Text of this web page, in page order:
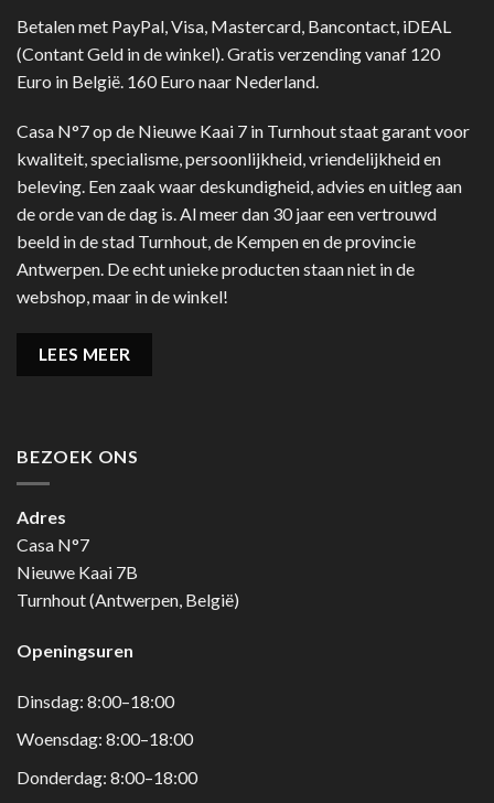
Betalen met PayPal, Visa, Mastercard, Bancontact, iDEAL
(Contant Geld in de winkel). Gratis verzending vanaf 120
Euro in België. 160 Euro naar Nederland.
Casa N°7 op de Nieuwe Kaai 7 in Turnhout staat garant voor
kwaliteit, specialisme, persoonlijkheid, vriendelijkheid en
beleving. Een zaak waar deskundigheid, advies en uitleg aan
de orde van de dag is. Al meer dan 30 jaar een vertrouwd
beeld in de stad Turnhout, de Kempen en de provincie
Antwerpen. De echt unieke producten staan niet in de
webshop, maar in de winkel!
LEES MEER
BEZOEK ONS
Adres
Casa N°7
Nieuwe Kaai 7B
Turnhout (Antwerpen, België)
Openingsuren
Dinsdag: 8:00–18:00
Woensdag: 8:00–18:00
Donderdag: 8:00–18:00